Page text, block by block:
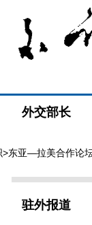
外交部长
>东亚—拉美合作论
驻外报道